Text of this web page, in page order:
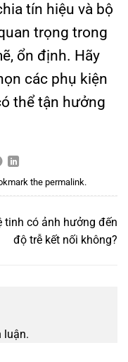
tín hiệu và bộ
trọng trong
ổn định. Hãy
các phụ kiện
thể tận hưởng
the permalink.
tinh có ảnh hưởng đến
độ trễ kết nối không?
luận.